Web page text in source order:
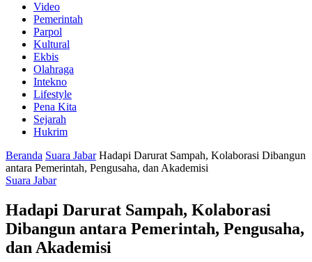
Video
Pemerintah
Parpol
Kultural
Ekbis
Olahraga
Intekno
Lifestyle
Pena Kita
Sejarah
Hukrim
Beranda Suara Jabar Hadapi Darurat Sampah, Kolaborasi Dibangun
antara Pemerintah, Pengusaha, dan Akademisi
Suara Jabar
Hadapi Darurat Sampah, Kolaborasi
Dibangun antara Pemerintah, Pengusaha,
dan Akademisi